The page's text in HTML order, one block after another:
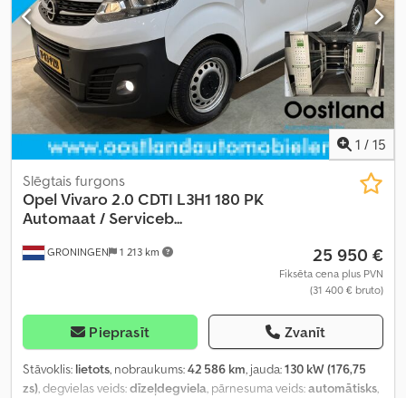
1 / 15
GRONINGEN 1 213 km
Slēgtais furgons
OpelVivaro 2.0 CDTI L3H1 180 PK
Automaat / Serviceb...
25 950 €
Fiksēta cena plus PVN
(31 400 € bruto)
Pieprasīt Zvanīt
Stāvoklis: lietots, nobraukums:42 586 km, jauda:130 kW (176,75
zs), degvielas veids:dīzeļdegviela, pārnesuma veids:automātisks,